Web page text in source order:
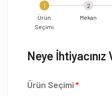
1
Ürün
Seçimi
2
Mekan
Neye İhtiyacınız
Ürün Seçimi